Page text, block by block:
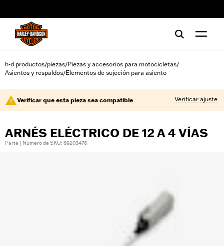
h-d productos/piezas/Piezas y accesorios para motocicletas/
Asientos y respaldos/Elementos de sujeción para asiento
Verificar que esta pieza sea compatible Verificar ajuste
ARNÉS ELÉCTRICO DE 12 A 4 VÍAS
Parte | Número de SKU: 69203476